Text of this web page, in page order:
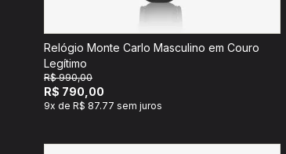
Relógio Monte Carlo Masculino em Couro
Legítimo
R$ 990,00
R$ 790,00
9x de R$ 87.77 sem juros